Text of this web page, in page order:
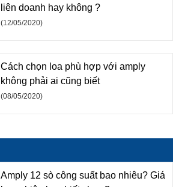
liên doanh hay không ?
(12/05/2020)
Cách chọn loa phù hợp với amply
không phải ai cũng biết
(08/05/2020)
Amply 12 sò công suất bao nhiêu? Giá